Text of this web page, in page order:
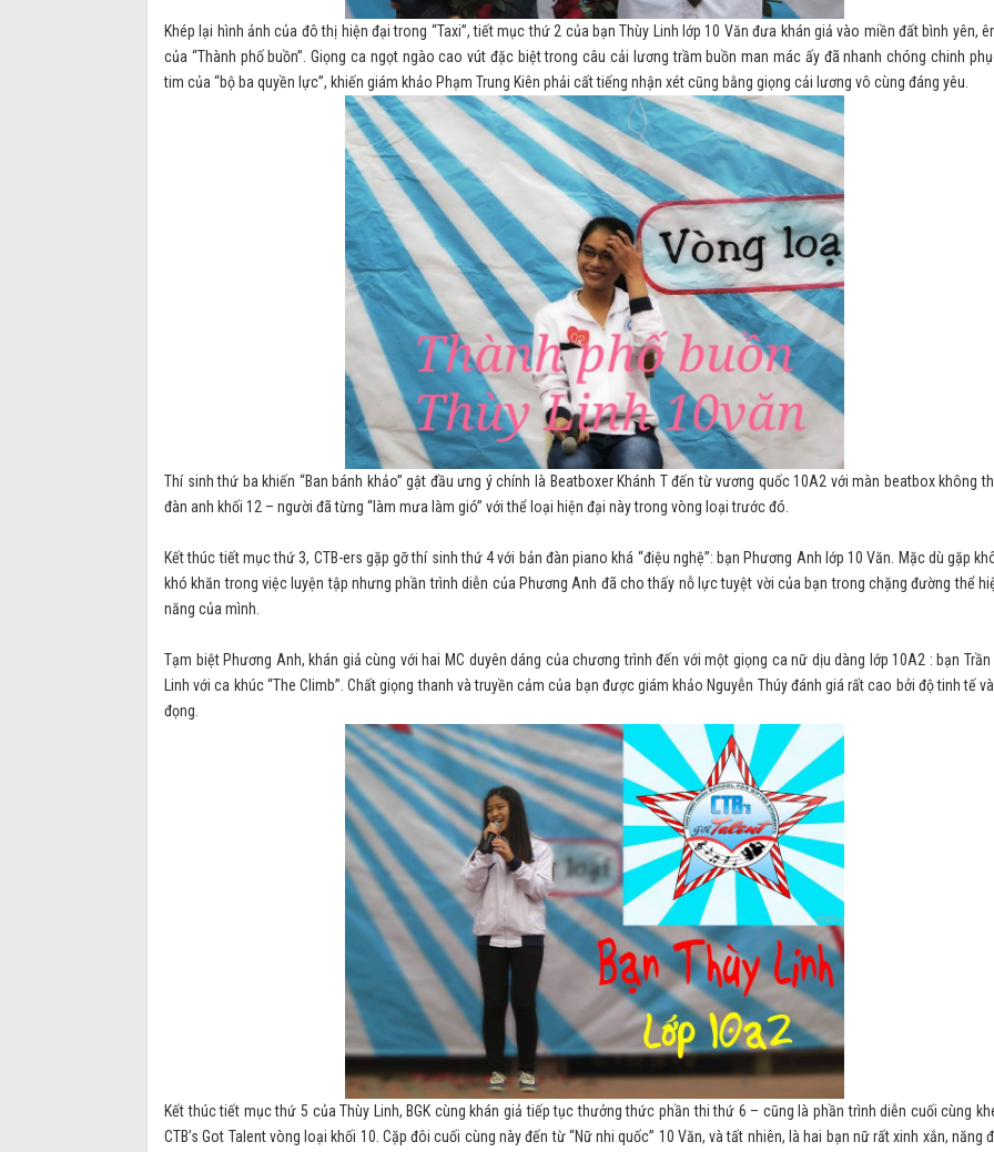
Khép lại hình ảnh của đô thị hiện đại trong “Taxi”, tiết mục thứ 2 của bạn Thùy Linh lớp 10 Văn đưa khán giả vào miền đất bình yên,
của “Thành phố buồn”. Giọng ca ngọt ngào cao vút đặc biệt trong câu cải lương trầm buồn man mác ấy đã nhanh chóng chinh
tim của “bộ ba quyền lực”, khiến giám khảo Phạm Trung Kiên phải cất tiếng nhận xét cũng bằng giọng cải lương vô cùng đáng yêu.
Thí sinh thứ ba khiến “Ban bánh khảo” gật đầu ưng ý chính là Beatboxer Khánh T đến từ vương quốc 10A2 với màn beatbox không
đàn anh khối 12 – người đã từng “làm mưa làm gió” với thể loại hiện đại này trong vòng loại trước đó.
Kết thúc tiết mục thứ 3, CTB-ers gặp gỡ thí sinh thứ 4 với bản đàn piano khá “điệu nghệ”: bạn Phương Anh lớp 10 Văn. Mặc dù gặp
khó khăn trong việc luyện tập nhưng phần trình diễn của Phương Anh đã cho thấy nỗ lực tuyệt vời của bạn trong chặng đường thể
năng của mình.
Tạm biệt Phương Anh, khán giả cùng với hai MC duyên dáng của chương trình đến với một giọng ca nữ dịu dàng lớp 10A2 : bạn Trần
Linh với ca khúc “The Climb”. Chất giọng thanh và truyền cảm của bạn được giám khảo Nguyễn Thúy đánh giá rất cao bởi độ tinh tế
đọng.
Kết thúc tiết mục thứ 5 của Thùy Linh, BGK cùng khán giả tiếp tục thưởng thức phần thi thứ 6 – cũng là phần trình diễn cuối cùng
CTB’s Got Talent vòng loại khối 10. Cặp đôi cuối cùng này đến từ “Nữ nhi quốc” 10 Văn, và tất nhiên, là hai bạn nữ rất xinh xắn, năng